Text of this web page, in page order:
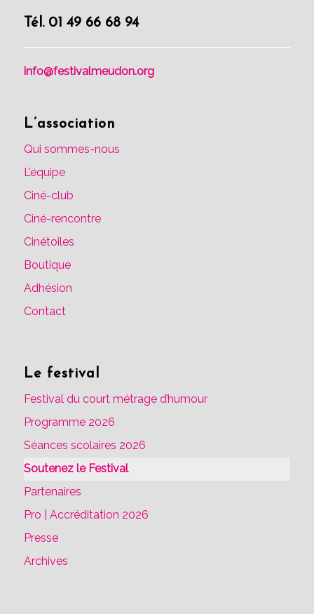
Tél. 01 49 66 68 94
info@festivalmeudon.org
L’association
Qui sommes-nous
L’équipe
Ciné-club
Ciné-rencontre
Cinétoiles
Boutique
Adhésion
Contact
Le festival
Festival du court métrage d’humour
Programme 2026
Séances scolaires 2026
Soutenez le Festival
Partenaires
Pro | Accréditation 2026
Presse
Archives